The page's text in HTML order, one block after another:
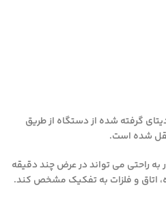
گرفته شده از دستگاه از طریق
شده است.
به راحتی می تواند در عرض چند دقیقه
اتاق و فلزات به تفکیک مشخص کند.